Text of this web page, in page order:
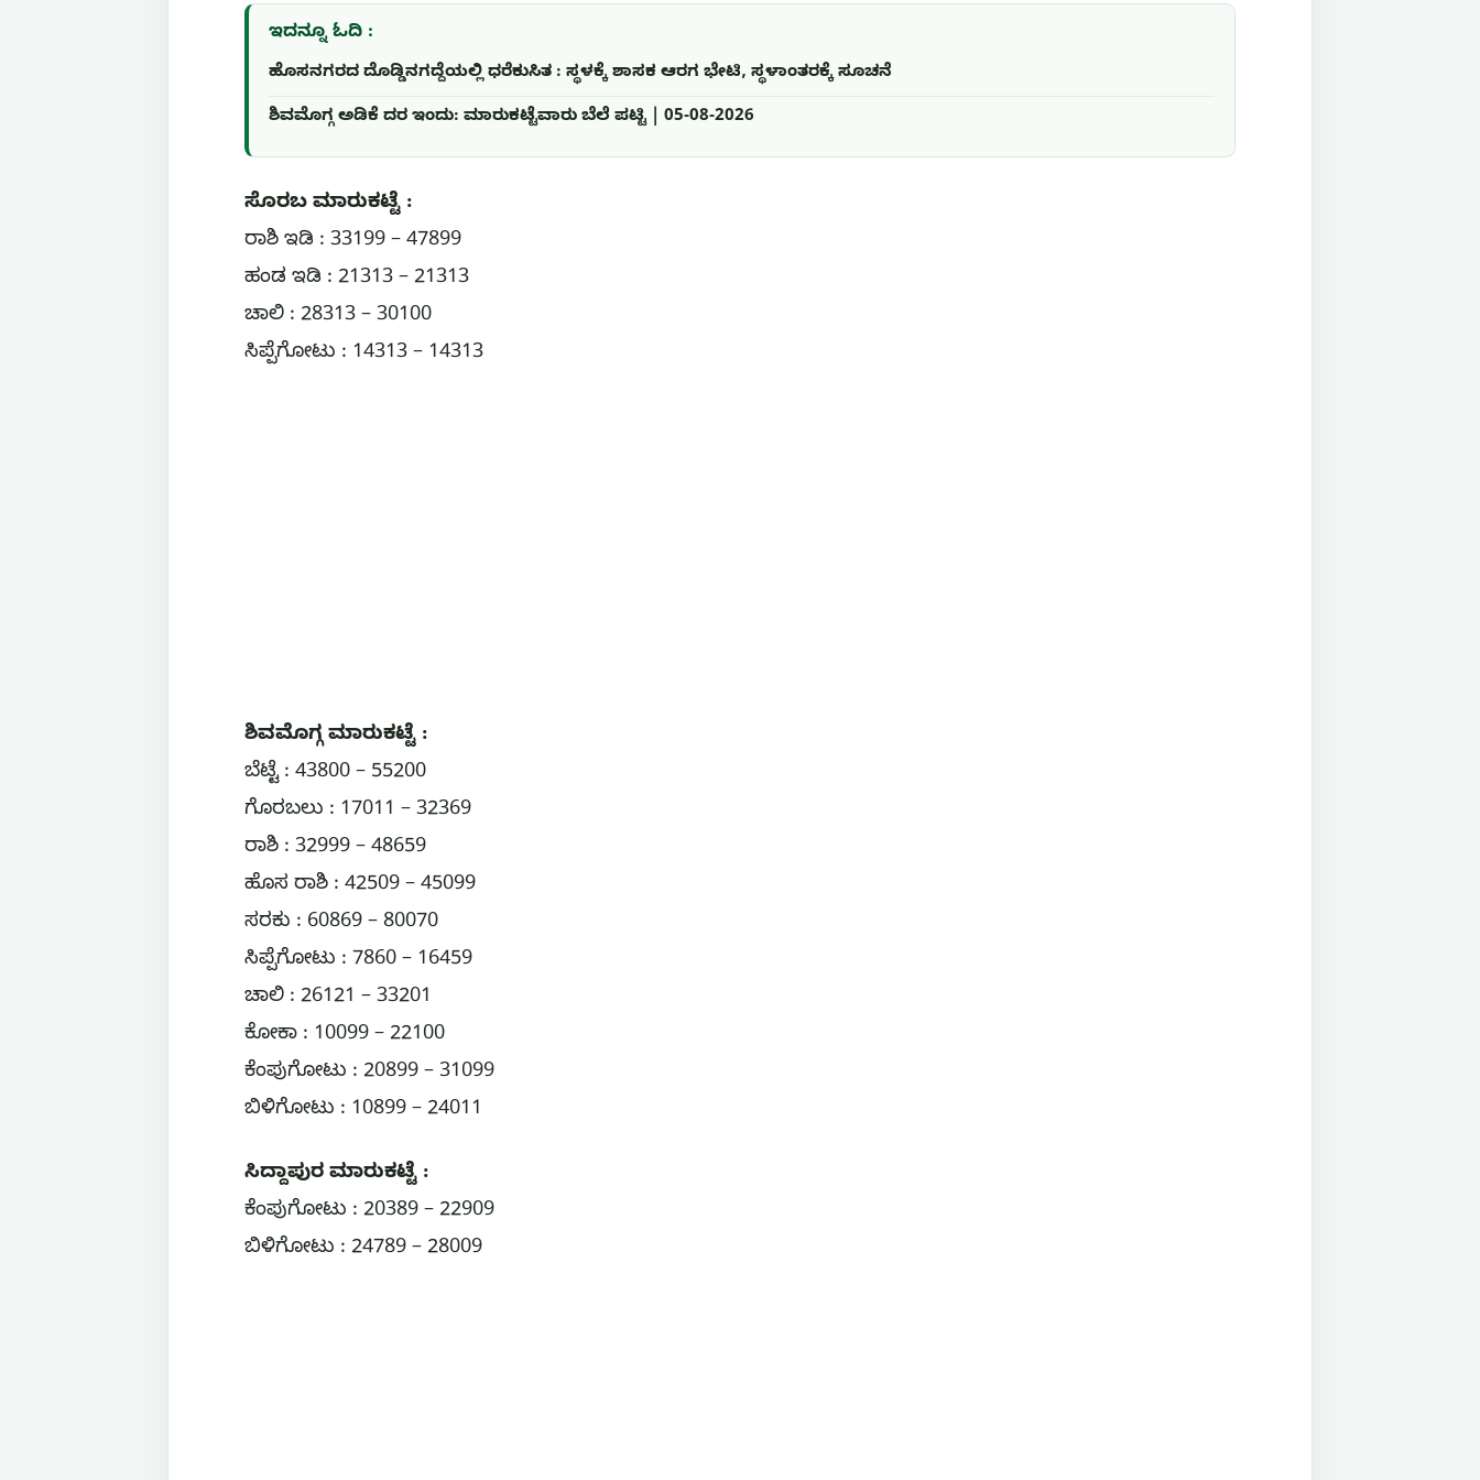
ಇದನ್ನೂ ಓದಿ :
ಹೊಸನಗರದ ದೊಡ್ಡಿನಗದ್ದೆಯಲ್ಲಿ ಧರೆಕುಸಿತ : ಸ್ಥಳಕ್ಕೆ ಶಾಸಕ ಆರಗ ಭೇಟಿ, ಸ್ಥಳಾಂತರಕ್ಕೆ ಸೂಚನೆ
ಶಿವಮೊಗ್ಗ ಅಡಿಕೆ ದರ ಇಂದು: ಮಾರುಕಟ್ಟೆವಾರು ಬೆಲೆ ಪಟ್ಟಿ | 05-08-2026
ಸೊರಬ ಮಾರುಕಟ್ಟೆ :
ರಾಶಿ ಇಡಿ : 33199 – 47899
ಹಂಡ ಇಡಿ : 21313 – 21313
ಚಾಲಿ : 28313 – 30100
ಸಿಪ್ಪೆಗೋಟು : 14313 – 14313
ಶಿವಮೊಗ್ಗ ಮಾರುಕಟ್ಟೆ :
ಬೆಟ್ಟೆ : 43800 – 55200
ಗೊರಬಲು : 17011 – 32369
ರಾಶಿ : 32999 – 48659
ಹೊಸ ರಾಶಿ : 42509 – 45099
ಸರಕು : 60869 – 80070
ಸಿಪ್ಪೆಗೋಟು : 7860 – 16459
ಚಾಲಿ : 26121 – 33201
ಕೋಕಾ : 10099 – 22100
ಕೆಂಪುಗೋಟು : 20899 – 31099
ಬಿಳಿಗೋಟು : 10899 – 24011
ಸಿದ್ದಾಪುರ ಮಾರುಕಟ್ಟೆ :
ಕೆಂಪುಗೋಟು : 20389 – 22909
ಬಿಳಿಗೋಟು : 24789 – 28009